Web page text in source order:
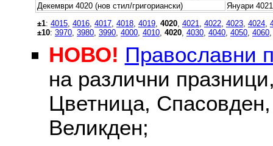
Декември 4020 (нов стил/григориански)
Януари
±1: 4015 4016 4017 4018 4019 4020 4021 4022 4023 4024
±10: 3970 3980 3990 4000 4010 4020 4030 4040 4050 4060
НОВО! Православни
на различни
Цветница, Спасовден,
Великден;